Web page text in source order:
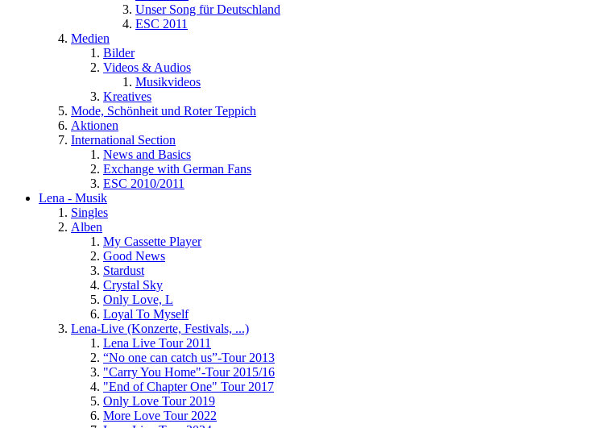
Unser Song für Deutschland
ESC 2011
Medien
Bilder
Videos & Audios
Musikvideos
Kreatives
Mode, Schönheit und Roter Teppich
Aktionen
International Section
News and Basics
Exchange with German Fans
ESC 2010/2011
Lena - Musik
Singles
Alben
My Cassette Player
Good News
Stardust
Crystal Sky
Only Love, L
Loyal To Myself
Lena-Live (Konzerte, Festivals, ...)
Lena Live Tour 2011
“No one can catch us”-Tour 2013
"Carry You Home"-Tour 2015/16
"End of Chapter One" Tour 2017
Only Love Tour 2019
More Love Tour 2022